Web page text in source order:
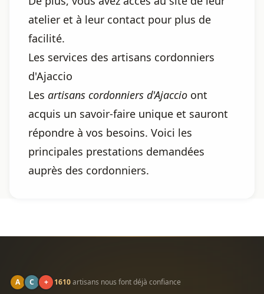
atelier et à leur contact pour plus de
facilité.
Les services des artisans cordonniers
d'Ajaccio
Les artisans cordonniers d'Ajaccio ont
acquis un savoir-faire unique et sauront
répondre à vos besoins. Voici les
principales prestations demandées
auprès des cordonniers.
A C + 1610artisans nous font déjà confiance